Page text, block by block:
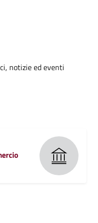
notizie ed eventi